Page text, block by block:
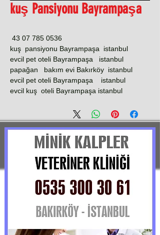
kuş Pansiyonu Bayrampaşa
0536 785 07 43
kuş pansiyonu Bayrampaşa istanbul
evcil pet oteli Bayrampaşa istanbul
papağan bakım evi Bakırköy istanbul
evcil pet oteli Bayrampaşa istanbul
evcil kuş oteli Bayrampaşa istanbul